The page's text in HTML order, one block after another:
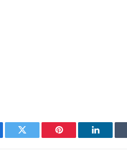
Twitter Pinterest LinkedIn